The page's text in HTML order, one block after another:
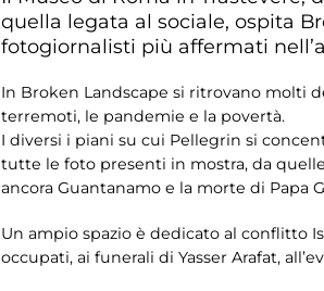
quella legata al sociale, ospita
fotogiornalisti più affermati
In Broken Landscape si ritrovano molti
terremoti, le pandemie e la povertà.
I diversi i piani su cui Pellegrin si
tutte le foto presenti in mostra, da quelle
ancora Guantanamo e la morte di Papa
Un ampio spazio è dedicato al conflitto
occupati, ai funerali di Yasser Arafat,